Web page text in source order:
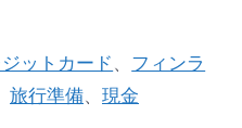
ットカード 、 フィンラ
旅行準備、 現金